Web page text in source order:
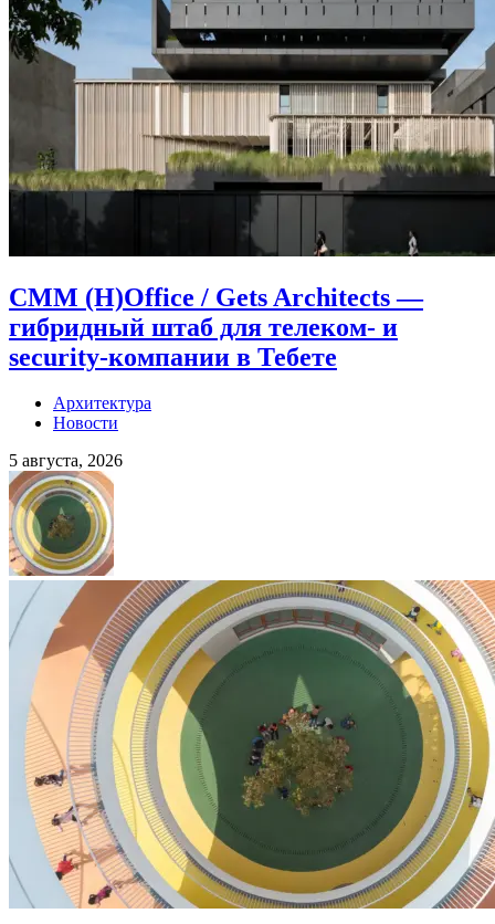
CMM (H)Office / Gets Architects —
гибридный штаб для телеком- и
security-компании в Тебете
Архитектура
Новости
5 августа, 2026